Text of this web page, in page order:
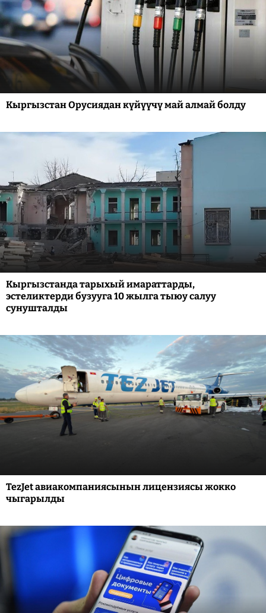
Кыргызстан Орусиядан күйүүчү май алмай болду
Кыргызстанда тарыхый имараттарды,
эстеликтерди бузууга 10 жылга тыюу салуу
сунушталды
TezJet авиакомпаниясынын лицензиясы жокко
чыгарылды